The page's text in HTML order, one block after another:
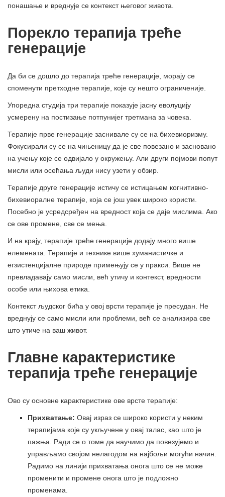
понашање и вреднује се контекст његовог живота.
Порекло терапија треће
генерације
Да би се дошло до терапија треће генерације, морају се
споменути претходне терапије, које су нешто ограниченије.
Упоредна студија три терапије показује јасну еволуцију
усмерену на постизање потпунијег третмана за човека.
Терапије прве генерације заснивале су се на бихевиоризму.
Фокусирали су се на чињеницу да је све повезано и засновано
на учењу које се одвијало у окружењу. Али други појмови попут
мисли или осећања људи нису узети у обзир.
Терапије друге генерације истичу се истицањем когнитивно-
бихевиоралне терапије, која се још увек широко користи.
Посебно је усредсређен на вредност која се даје мислима. Ако
се ове промене, све се мења.
И на крају, терапије треће генерације додају много више
елемената. Терапије и технике више хуманистичке и
егзистенцијалне природе примењују се у пракси. Више не
превладавају само мисли, већ утичу и контекст, вредности
особе или њихова етика.
Контекст људског бића у овој врсти терапије је пресудан. Не
вреднују се само мисли или проблеми, већ се анализира све
што утиче на ваш живот.
Главне карактеристике
терапија треће генерације
Ово су основне карактеристике ове врсте терапије:
Прихватање: Овај израз се широко користи у неким
терапијама које су укључене у овај талас, као што је
пажња. Ради се о томе да научимо да повезујемо и
управљамо својом нелагодом на најбољи могући начин.
Радимо на линији прихватања онога што се не може
променити и промене онога што је подложно
променама.